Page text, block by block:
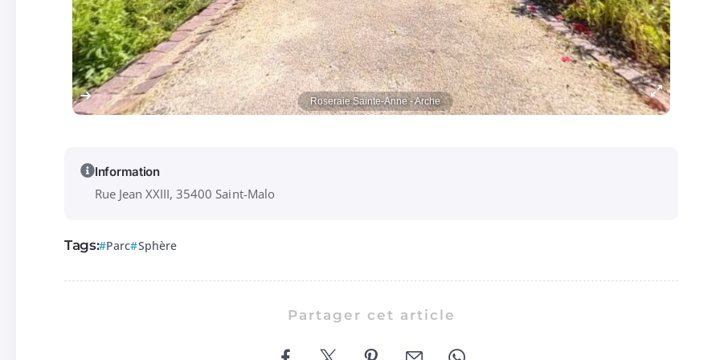
Roseraie Sainte-Anne - Arche
Information
Rue Jean XXIII, 35400 Saint-Malo
Tags: Parc Sphère
Partager cet article